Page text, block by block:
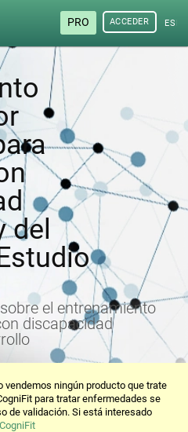
PRO ACCEDER
del
el entrenamiento
discapacidad
vendemos ningún producto que trate
para tratar enfermedades se
de validación. Si está interesado